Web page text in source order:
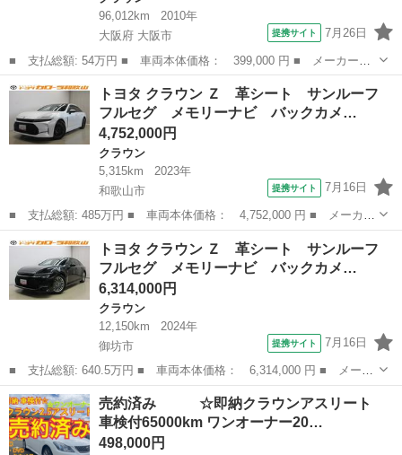
96,012km
2010年
大阪府 大阪市
提携サイト 7月26日
■ 支払総額: 54万円 ■ 車両本体価格： 399,000 円 ■ メーカー
名： トヨタ ■ 車種名： クラウン ■ グレード名： ２．５ロイ
ヤルサルーンスペシャルエディション 車検Ｒ１０年／マルチナビ／
ＨＩＤヘッドライ...
大阪 大阪市 クラウン
トヨタ クラウン Ｚ 革シート サンルーフ
フルセグ メモリーナビ バックカメ…
4,752,000円
クラウン
5,315km
2023年
和歌山市
提携サイト 7月16日
■ 支払総額: 485万円 ■ 車両本体価格： 4,752,000 円 ■ メーカー
名： トヨタ ■ 車種名： クラウン ■ グレード名： Ｚ 革シー
ト サンルーフ フルセグ メモリーナビ バックカメラ 衝突被害
軽減システ...
和歌山 和歌山市 クラウン
トヨタ クラウン Ｚ 革シート サンルーフ
フルセグ メモリーナビ バックカメ…
6,314,000円
クラウン
12,150km
2024年
御坊市
提携サイト 7月16日
■ 支払総額: 640.5万円 ■ 車両本体価格： 6,314,000 円 ■ メーカ
ー名： トヨタ ■ 車種名： クラウン ■ グレード名： Ｚ 革シ
ート サンルーフ フルセグ メモリーナビ バックカメラ 衝突被
害軽減シ...
和歌山 御坊市 クラウン
売約済み ☆即納クラウンアスリート
車検付65000km ワンオーナー20…
498,000円